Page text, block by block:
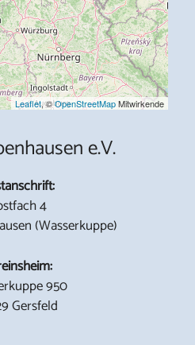
Leaflet, ©OpenStreetMapMitwirkende
e.V.
4
(Wasserkuppe)
950
Gersfeld